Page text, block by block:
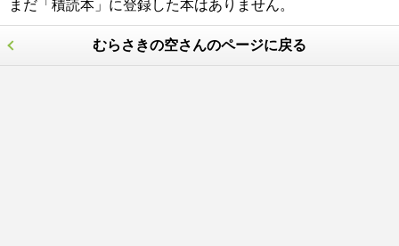
まだ「積読本」に登録した本はありません。
むらさきの空さんのページに戻る